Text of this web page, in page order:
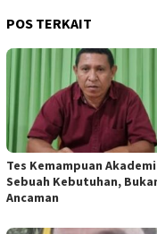
POS TERKAIT
Tes Kemampuan
Sebuah Kebutuhan,
Ancaman